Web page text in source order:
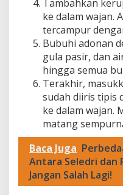
Tambahkan
ke dalam wajan.
tercampur
Bubuhi adonan
gula pasir, dan
hingga semua
Terakhir,
sudah diiris tipis
ke dalam wajan.
matang
Baca Juga
Antara Seledri dan
Jangan Salah Lagi!